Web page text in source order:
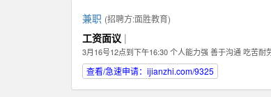
兼职 (招聘方:面胜教育)
工资面议 |
3月16号12点到下午16:30 个人能力强 善于沟通 吃苦耐
查看/急速申请：ijianzhi.com/9325